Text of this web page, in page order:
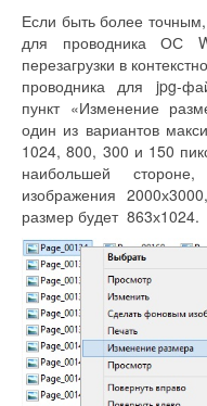
Если быть более
для проводника ОС
перезагрузки в
проводника для jpg-
пункт «Изменение
один из вариантов
1024, 800, 300 и 150
наибольшей
изображения
размер будет 863х1024.